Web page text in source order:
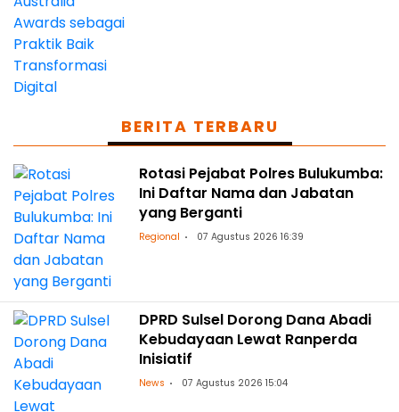
BERITA TERBARU
Rotasi Pejabat Polres Bulukumba:
Ini Daftar Nama dan Jabatan
yang Berganti
Regional 07 Agustus 2026 16:39
DPRD Sulsel Dorong Dana Abadi
Kebudayaan Lewat Ranperda
Inisiatif
News 07 Agustus 2026 15:04